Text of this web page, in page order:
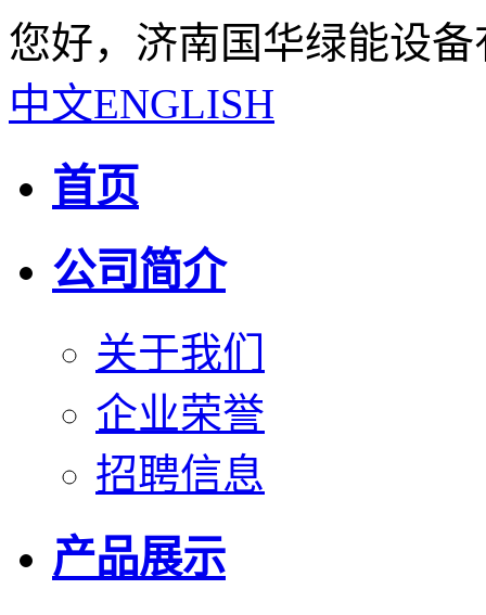
您好，济南国华绿能设
中文ENGLISH
首页
公司简介
关于我们
企业荣誉
招聘信息
产品展示